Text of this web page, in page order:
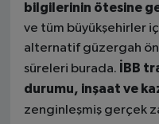
bilgilerinin ötesine
ve tüm büyükşehirler
alternatif güzergah
süreleri burada.
İBB
durumu, inşaat ve
zenginleşmiş gerçek